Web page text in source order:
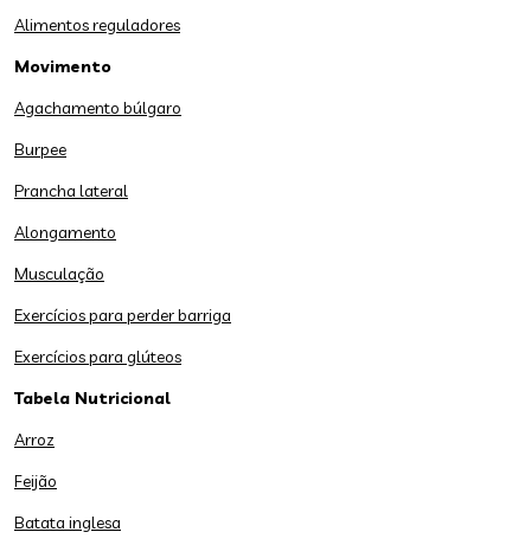
Alimentos reguladores
Movimento
Agachamento búlgaro
Burpee
Prancha lateral
Alongamento
Musculação
Exercícios para perder barriga
Exercícios para glúteos
Tabela Nutricional
Arroz
Feijão
Batata inglesa